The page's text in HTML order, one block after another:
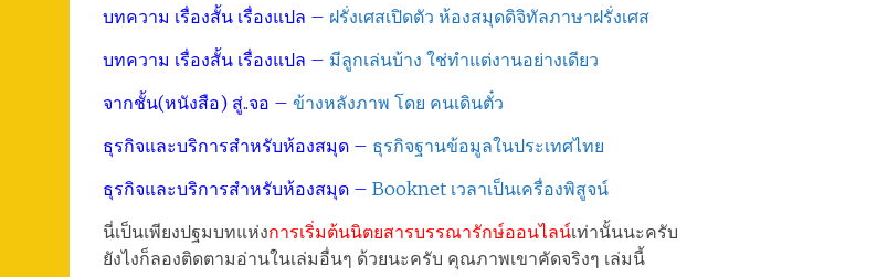
บทความ เรื่องสั้น เรื่องแปล – ฝรั่งเศสเปิดตัว ห้องสมุดดิจิทัลภาษาฝรั่งเศส
บทความ เรื่องสั้น เรื่องแปล – มีลูกเล่นบ้าง ใช่ทำแต่งานอย่างเดียว
จากชั้น(หนังสือ) สู่..จอ – ข้างหลังภาพ โดย คนเดินตั๋ว
ธุรกิจและบริการสำหรับห้องสมุด – ธุรกิจฐานข้อมูลในประเทศไทย
ธุรกิจและบริการสำหรับห้องสมุด – Booknet เวลาเป็นเครื่องพิสูจน์
นี่เป็นเพียงปฐมบทแห่งการเริ่มต้นนิตยสารบรรณารักษ์ออนไลน์เท่านั้นนะครับ
ยังไงก็ลองติดตามอ่านในเล่มอื่นๆ ด้วยนะครับ คุณภาพเขาคัดจริงๆ เล่มนี้